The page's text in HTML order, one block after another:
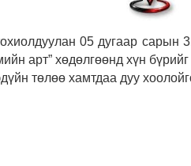
05 дугаар сарын
арт” хөдөлгөөнд хүн
төлөө хамтдаа дуу